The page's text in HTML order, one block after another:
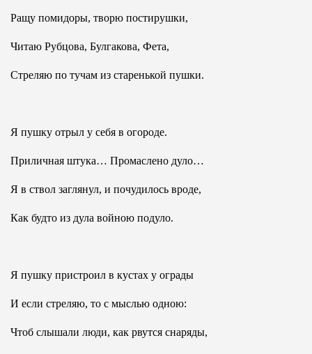
Ращу помидоры, творю постирушки,
Читаю Рубцова, Булгакова, Фета,
Стреляю по тучам из старенькой пушки.
Я пушку отрыл у себя в огороде.
Приличная штука… Промаслено дуло…
Я в ствол заглянул, и почудилось вроде,
Как будто из дула войною подуло.
Я пушку пристроил в кустах у ограды
И если стреляю, то с мыслью одною:
Чтоб слышали люди, как рвутся снаряды,